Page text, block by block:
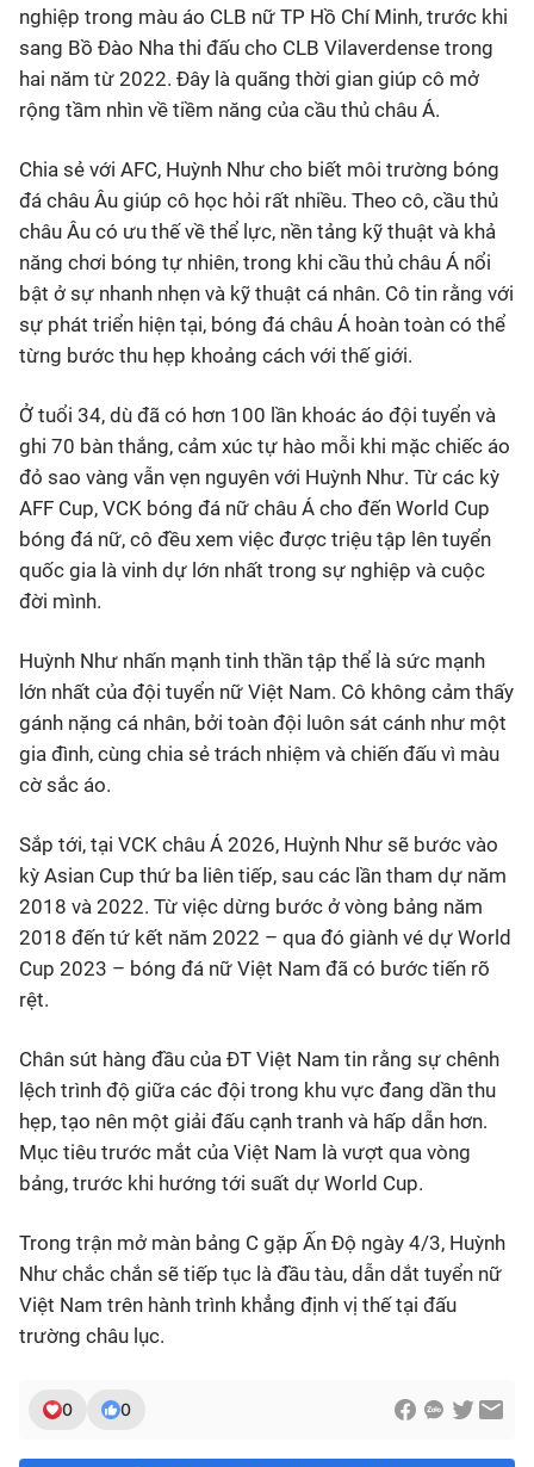
nghiệp trong màu áo CLB nữ TP Hồ Chí Minh, trước khi
sang Bồ Đào Nha thi đấu cho CLB Vilaverdense trong
hai năm từ 2022. Đây là quãng thời gian giúp cô mở
rộng tầm nhìn về tiềm năng của cầu thủ châu Á.
Chia sẻ với AFC, Huỳnh Như cho biết môi trường bóng
đá châu Âu giúp cô học hỏi rất nhiều. Theo cô, cầu thủ
châu Âu có ưu thế về thể lực, nền tảng kỹ thuật và khả
năng chơi bóng tự nhiên, trong khi cầu thủ châu Á nổi
bật ở sự nhanh nhẹn và kỹ thuật cá nhân. Cô tin rằng với
sự phát triển hiện tại, bóng đá châu Á hoàn toàn có thể
từng bước thu hẹp khoảng cách với thế giới.
Ở tuổi 34, dù đã có hơn 100 lần khoác áo đội tuyển và
ghi 70 bàn thắng, cảm xúc tự hào mỗi khi mặc chiếc áo
đỏ sao vàng vẫn vẹn nguyên với Huỳnh Như. Từ các kỳ
AFF Cup, VCK bóng đá nữ châu Á cho đến World Cup
bóng đá nữ, cô đều xem việc được triệu tập lên tuyển
quốc gia là vinh dự lớn nhất trong sự nghiệp và cuộc
đời mình.
Huỳnh Như nhấn mạnh tinh thần tập thể là sức mạnh
lớn nhất của đội tuyển nữ Việt Nam. Cô không cảm thấy
gánh nặng cá nhân, bởi toàn đội luôn sát cánh như một
gia đình, cùng chia sẻ trách nhiệm và chiến đấu vì màu
cờ sắc áo.
Sắp tới, tại VCK châu Á 2026, Huỳnh Như sẽ bước vào
kỳ Asian Cup thứ ba liên tiếp, sau các lần tham dự năm
2018 và 2022. Từ việc dừng bước ở vòng bảng năm
2018 đến tứ kết năm 2022 – qua đó giành vé dự World
Cup 2023 – bóng đá nữ Việt Nam đã có bước tiến rõ
rệt.
Chân sút hàng đầu của ĐT Việt Nam tin rằng sự chênh
lệch trình độ giữa các đội trong khu vực đang dần thu
hẹp, tạo nên một giải đấu cạnh tranh và hấp dẫn hơn.
Mục tiêu trước mắt của Việt Nam là vượt qua vòng
bảng, trước khi hướng tới suất dự World Cup.
Trong trận mở màn bảng C gặp Ấn Độ ngày 4/3, Huỳnh
Như chắc chắn sẽ tiếp tục là đầu tàu, dẫn dắt tuyển nữ
Việt Nam trên hành trình khẳng định vị thế tại đấu
trường châu lục.
0 0